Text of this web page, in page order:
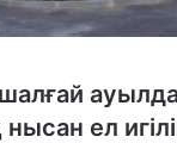
шалғай
ел